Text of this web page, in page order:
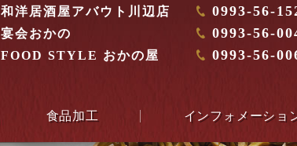
和洋居酒屋アバウト川辺店 0993-56-
宴会おかの 0993-56-
FOOD STYLE おかの屋 0993-56-
食品加工 インフォメーショ